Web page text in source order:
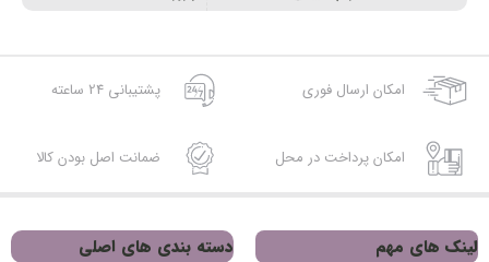
امکان ارسال فوری پشتیبانی 24 ساعته
امکان پرداخت در محل ضمانت اصل بودن کالا
لینک های مهم دسته بندی های اصلی